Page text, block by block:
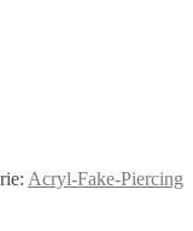
Acryl-Fake-Piercing